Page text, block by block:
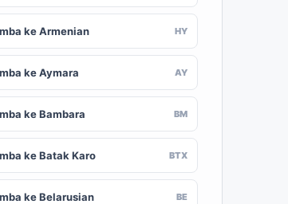
ke Armenian HY
ke Aymara AY
ke Bambara BM
ke Batak Karo BTX
ke Belarusian BE